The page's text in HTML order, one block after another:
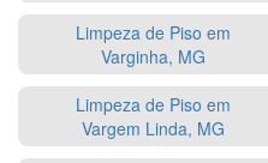
Limpeza de Piso em
Varginha, MG
Limpeza de Piso em
Vargem Linda, MG